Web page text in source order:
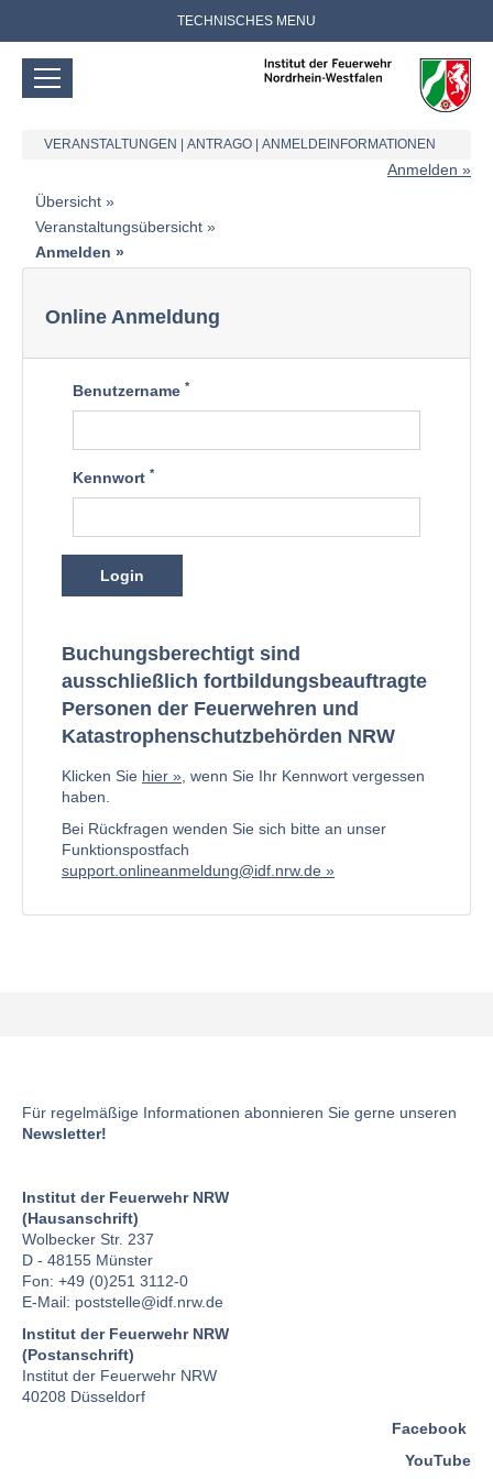
TECHNISCHES MENU
VERANSTALTUNGEN ANTRAGO ANMELDEINFORMATIONEN
Anmelden
Übersicht
Veranstaltungsübersicht
Anmelden
Online Anmeldung
Benutzername *
Kennwort *
Login
Buchungsberechtigt sind
ausschließlich fortbildungsbeauftragte
Personen der Feuerwehren und
Katastrophenschutzbehörden NRW
Klicken Sie hier
, wenn Sie Ihr Kennwort vergessen
haben.
Bei Rückfragen wenden Sie sich bitte an unser
Funktionspostfach
support.onlineanmeldung@idf.nrw.de
Für regelmäßige Informationen abonnieren Sie gerne unseren
Newsletter!
Institut der Feuerwehr NRW
(Hausanschrift)
Wolbecker Str. 237
D - 48155 Münster
Fon: +49 (0)251 3112-0
E-Mail: poststelle@idf.nrw.de
Institut der Feuerwehr NRW
(Postanschrift)
Institut der Feuerwehr NRW
40208 Düsseldorf
Facebook
YouTube